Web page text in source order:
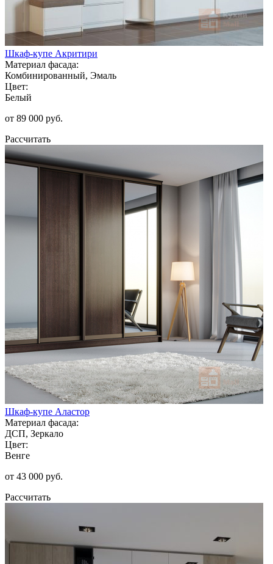
Шкаф-купе Акритири
Материал фасада:
Комбинированный, Эмаль
Цвет:
Белый
от 89 000 руб.
Рассчитать
Шкаф-купе Аластор
Материал фасада:
ДСП, Зеркало
Цвет:
Венге
от 43 000 руб.
Рассчитать